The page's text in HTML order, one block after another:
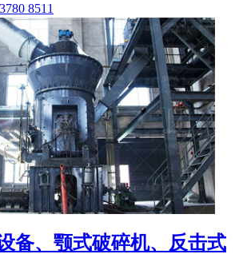
8511
备、颚式破碎机、反击式